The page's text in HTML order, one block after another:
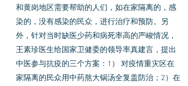
和黄岗地区需要帮助的人们，如在家隔离的，感
染的，没有感染的民众，进行治疗和预防。另
外，针对当时缺医少药和病死率高的严峻情况，
王素珍医生给国家卫健委的领导率真建言，提出
中医参与抗疫的三个方案：1） 对疫情重灾区在
家隔离的民众用中药熬大锅汤全复盖防治；2）在